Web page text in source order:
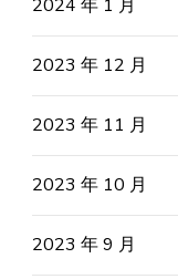
2024 年 1 月
2023 年 12 月
2023 年 11 月
2023 年 10 月
2023 年 9 月